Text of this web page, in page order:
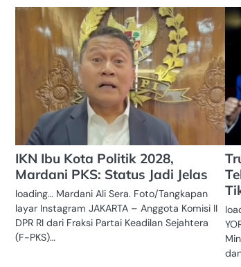
IKN Ibu Kota Politik 2028,
Mardani PKS: Status Jadi Jelas
loading… Mardani Ali Sera. Foto/Tangkapan
layar Instagram JAKARTA – Anggota Komisi II
DPR RI dari Fraksi Partai Keadilan Sejahtera
(F-PKS)…